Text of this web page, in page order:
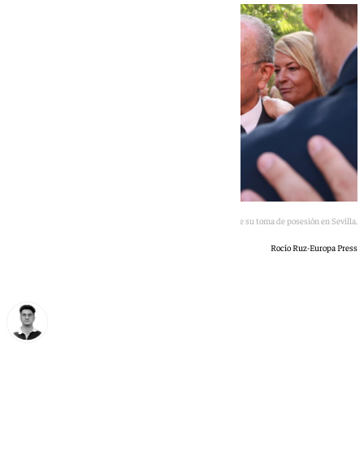
Francisco de la Torre abraza a Juanma Moreno en el acto de su toma de posesión en Sevilla.
Rocío Ruz-Europa Press